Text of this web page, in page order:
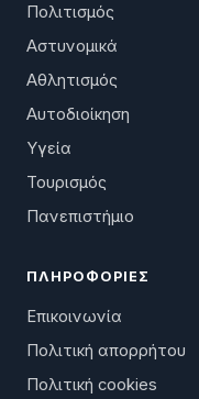
Πολιτισμός
Αστυνομικά
Αθλητισμός
Αυτοδιοίκηση
Υγεία
Τουρισμός
Πανεπιστήμιο
ΠΛΗΡΟΦΟΡΊΕΣ
Επικοινωνία
Πολιτική απορρήτου
Πολιτική cookies